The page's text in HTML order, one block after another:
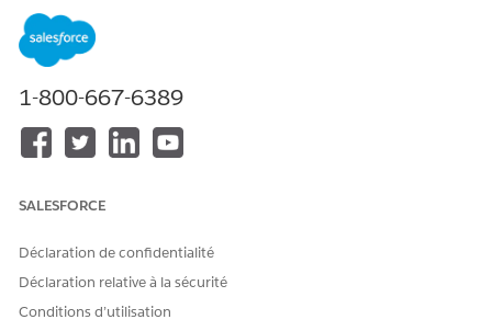
Disponible avec : les éditions
Life Sciences Cloud, la licence complémentaire Life
Sciences Cloud pour Customer Engagement et le package
géré Life Sciences Customer Engagement.
AUTORISATIONS UTILISATEUR REQUISES
programme de conformité :
Dans le lanceur d'application, recherchez et sélectionnez
Programmes de soins.
Cliquez surNouveau
1-800-667-6389
SALESFORCE
Déclaration de confidentialité
Déclaration relative à la sécurité
Conditions d’utilisation